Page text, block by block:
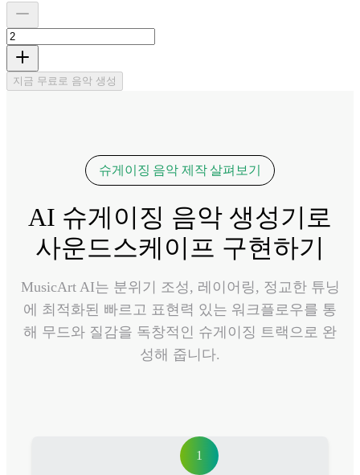
지금 무료로 음악 생성
슈게이징 음악 제작 살펴보기
AI 슈게이징 음악 생성기로
사운드스케이프 구현하기
MusicArt AI는 분위기 조성, 레이어링, 정교한 튜닝
에 최적화된 빠르고 표현력 있는 워크플로우를 통
해 무드와 질감을 독창적인 슈게이징 트랙으로 완
성해 줍니다.
1